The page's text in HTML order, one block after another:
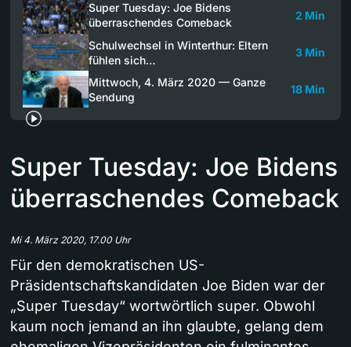
Super Tuesday: Joe Bidens
überraschendes Comeback
2 Min
Schulwechsel in Winterthur: Eltern
fühlen sich…
3 Min
Mittwoch, 4. März 2020 — Ganze
Sendung
18 Min
Super Tuesday: Joe Bidens
überraschendes Comeback
Mi 4. März 2020, 17.00 Uhr
Für den demokratischen US-
Präsidentschaftskandidaten Joe Biden war der
„Super Tuesday“ wortwörtlich super. Obwohl
kaum noch jemand an ihn glaubte, gelang dem